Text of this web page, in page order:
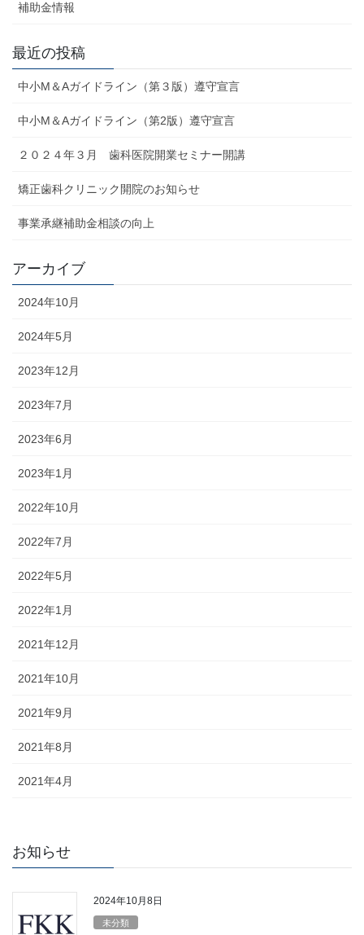
補助金情報
最近の投稿
中小M＆Aガイドライン（第３版）遵守宣言
中小M＆Aガイドライン（第2版）遵守宣言
２０２４年３月 歯科医院開業セミナー開講
矯正歯科クリニック開院のお知らせ
事業承継補助金相談の向上
アーカイブ
2024年10月
2024年5月
2023年12月
2023年7月
2023年6月
2023年1月
2022年10月
2022年7月
2022年5月
2022年1月
2021年12月
2021年10月
2021年9月
2021年8月
2021年4月
お知らせ
2024年10月8日
未分類